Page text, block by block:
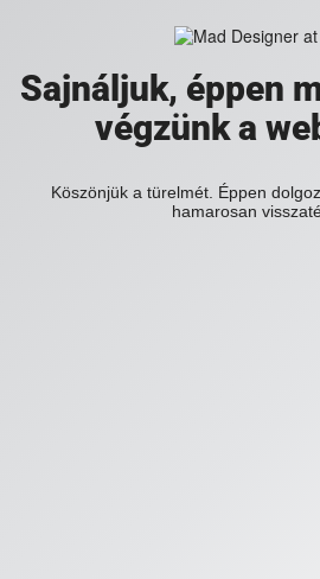
Sajnáljuk, éppen
végzünk a
Köszönjük a türelmét. Éppen
hamarosan